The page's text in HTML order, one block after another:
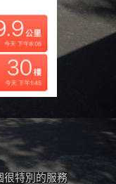
很特別的服務